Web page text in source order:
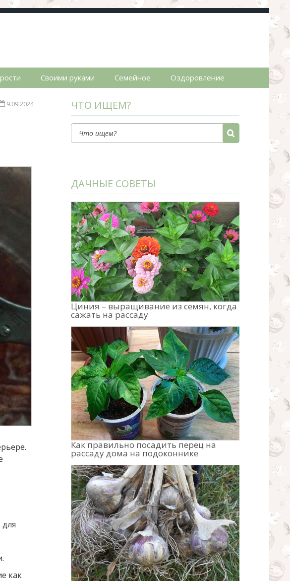
простые рецепты.
Своими руками Семейное Оздоровление
9.09.2024
как
ЧТО ИЩЕМ?
ДАЧНЫЕ СОВЕТЫ
Циния – выращивание из семян, когда
сажать на рассаду
Как правильно посадить перец на
рассаду дома на подоконнике